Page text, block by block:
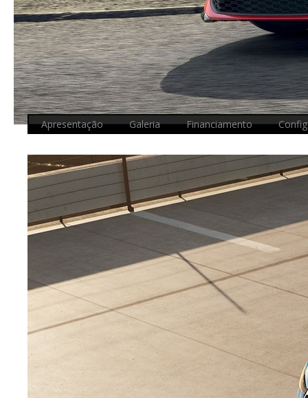
Apresentação Galeria Financiamento